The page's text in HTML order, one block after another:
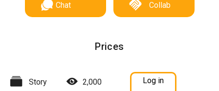
Chat Collab
Prices
Story 2,000 Log in